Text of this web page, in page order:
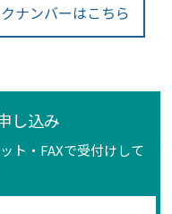
ナンバーはこちら
し込み
ト・FAXで受付けして